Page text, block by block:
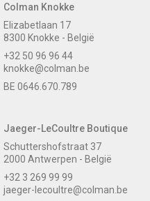
Colman Knokke
Elizabetlaan 17
8300 Knokke - België
+32 50 96 96 44
knokke@colman.be
BE 0646.670.789
Jaeger-LeCoultre Boutique
Schuttershofstraat 37
2000 Antwerpen - België
+32 3 269 99 99
jaeger-lecoultre@colman.be